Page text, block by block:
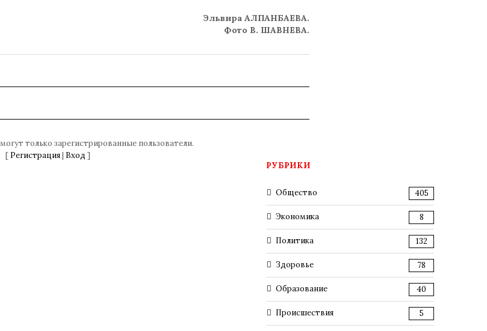
Эльвира АЛПАНБАЕВА.
Фото В. ШАВНЕВА.
только зарегистрированные пользователи.
[ Регистрация| Вход ]
РУБРИКИ
Общество 405
Экономика 8
Политика 132
Здоровье 78
Образование 40
Происшествия 5